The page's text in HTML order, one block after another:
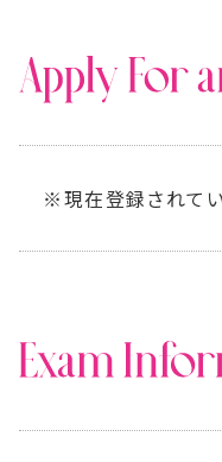
※現在登録されてい